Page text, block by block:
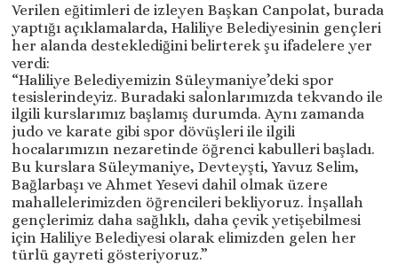
Verilen eğitimleri de izleyen Başkan Canpolat, burada
yaptığı açıklamalarda, Haliliye Belediyesinin gençleri
her alanda desteklediğini belirterek şu ifadelere yer
verdi:
“Haliliye Belediyemizin Süleymaniye’deki spor
tesislerindeyiz. Buradaki salonlarımızda tekvando ile
ilgili kurslarımız başlamış durumda. Aynı zamanda
judo ve karate gibi spor dövüşleri ile ilgili
hocalarımızın nezaretinde öğrenci kabulleri başladı.
Bu kurslara Süleymaniye, Devteyşti, Yavuz Selim,
Bağlarbaşı ve Ahmet Yesevi dahil olmak üzere
mahallelerimizden öğrencileri bekliyoruz. İnşallah
gençlerimiz daha sağlıklı, daha çevik yetişebilmesi
için Haliliye Belediyesi olarak elimizden gelen her
türlü gayreti gösteriyoruz.”